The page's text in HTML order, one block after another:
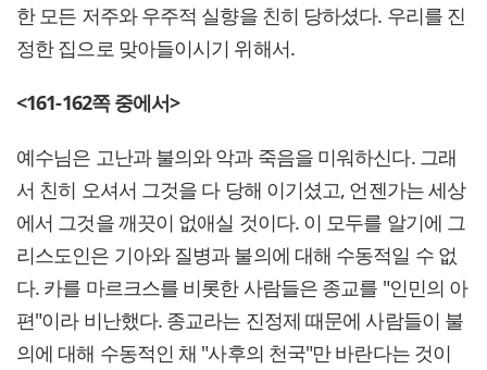
한 모든 저주와 우주적 실향을 친히 당하셨다. 우리를 진
정한 집으로 맞아들이시기 위해서.
<161-162쪽 중에서>
예수님은 고난과 불의와 악과 죽음을 미워하신다. 그래
서 친히 오셔서 그것을 다 당해 이기셨고, 언젠가는 세상
에서 그것을 깨끗이 없애실 것이다. 이 모두를 알기에 그
리스도인은 기아와 질병과 불의에 대해 수동적일 수 없
다. 카를 마르크스를 비롯한 사람들은 종교를 "인민의 아
편"이라 비난했다. 종교라는 진정제 때문에 사람들이 불
의에 대해 수동적인 채 "사후의 천국"만 바란다는 것이